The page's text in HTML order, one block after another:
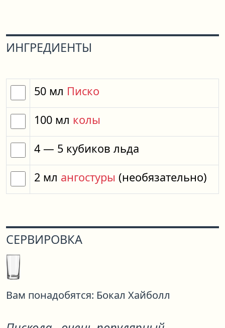
ИНГРЕДИЕНТЫ
50 мл Писко
100 мл колы
4 — 5 кубиков льда
2 мл ангостуры (необязательно)
СЕРВИРОВКА
Вам понадобятся: Бокал Хайболл